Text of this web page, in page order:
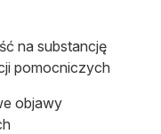
na substancję
pomocniczych
objawy